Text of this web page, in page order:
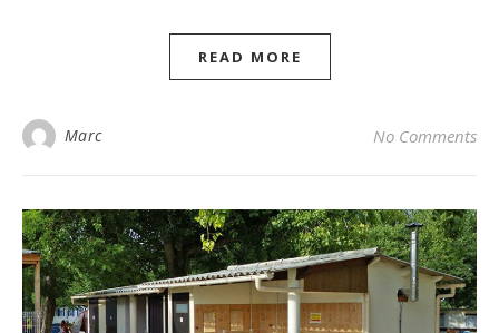
READ MORE
Marc No Comments